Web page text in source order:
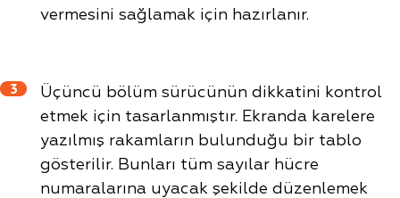
vermesini sağlamak için hazırlanır.
3
Üçüncü bölüm sürücünün dikkatini kontrol
etmek için tasarlanmıştır. Ekranda karelere
yazılmış rakamların bulunduğu bir tablo
gösterilir. Bunları tüm sayılar hücre
numaralarına uyacak şekilde düzenlemek